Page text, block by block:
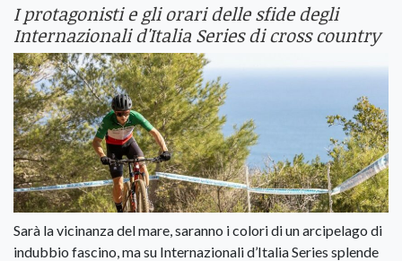
I protagonisti e gli orari delle sfide degli
Internazionali d'Italia Series di cross country
Sarà la vicinanza del mare, saranno i colori di un arcipelago di
indubbio fascino, ma su Internazionali d’Italia Series splende